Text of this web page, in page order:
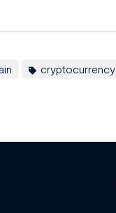
cryptocurrency